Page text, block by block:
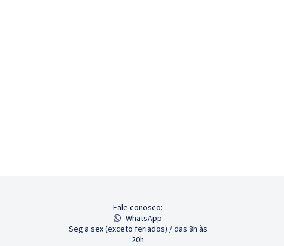
Fale conosco:
WhatsApp
Seg a sex (exceto feriados) / das 8h às
20h